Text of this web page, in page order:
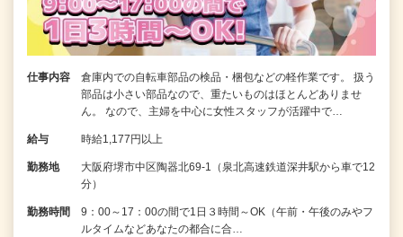
仕事内容
倉庫内での自転車部品の検品・梱包などの軽作業です。 扱う
部品は小さい部品なので、重たいものはほとんどありませ
ん。 なので、主婦を中心に女性スタッフが活躍中で…
給与 時給1,177円以上
勤務地
大阪府堺市中区陶器北69-1（泉北高速鉄道深井駅から車で12
分）
勤務時間
9：00～17：00の間で1日３時間～OK（午前・午後のみやフ
ルタイムなどあなたの都合に合…